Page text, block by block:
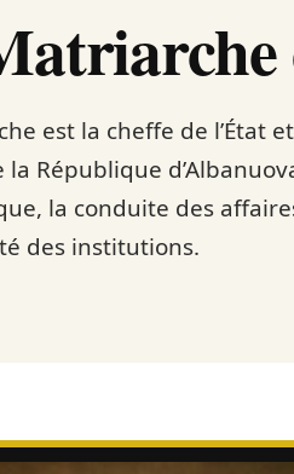
est la cheffe de l’État
la République
la conduite des
des institutions.